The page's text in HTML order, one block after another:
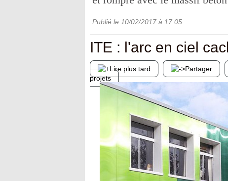
Publié le 10/02/2017 à 17:05
ITE : l'arc en ciel
Lire plus tard Partager
projets